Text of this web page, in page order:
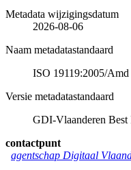
Metadata wijzigingsdatum
2026-08-06
Naam metadatastandaard
ISO 19119:2005/
Versie metadatastandaard
GDI-Vlaanderen Best
contactpunt
agentschap Digitaal